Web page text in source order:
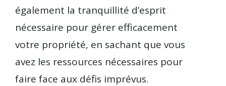
également la tranquillité d’esprit
nécessaire pour gérer efficacement
votre propriété, en sachant que vous
avez les ressources nécessaires pour
faire face aux défis imprévus.